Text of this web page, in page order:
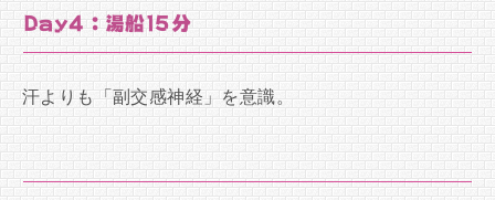
Day4：湯船15分
汗よりも「副交感神経」を意識。